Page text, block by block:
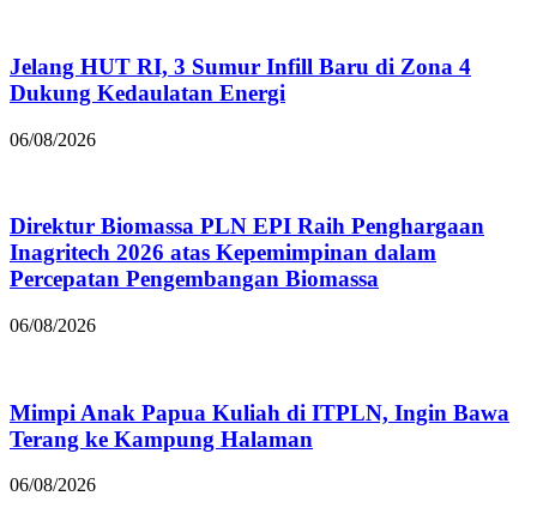
Jelang HUT RI, 3 Sumur Infill Baru di Zona 4
Dukung Kedaulatan Energi
06/08/2026
Direktur Biomassa PLN EPI Raih Penghargaan
Inagritech 2026 atas Kepemimpinan dalam
Percepatan Pengembangan Biomassa
06/08/2026
Mimpi Anak Papua Kuliah di ITPLN, Ingin Bawa
Terang ke Kampung Halaman
06/08/2026